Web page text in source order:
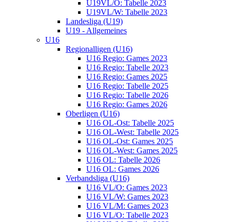
U19VL/O: Tabelle 2023
U19VL/W: Tabelle 2023
Landesliga (U19)
U19 - Allgemeines
U16
Regionalligen (U16)
U16 Regio: Games 2023
U16 Regio: Tabelle 2023
U16 Regio: Games 2025
U16 Regio: Tabelle 2025
U16 Regio: Tabelle 2026
U16 Regio: Games 2026
Oberligen (U16)
U16 OL-Ost: Tabelle 2025
U16 OL-West: Tabelle 2025
U16 OL-Ost: Games 2025
U16 OL-West: Games 2025
U16 OL: Tabelle 2026
U16 OL: Games 2026
Verbandsliga (U16)
U16 VL/O: Games 2023
U16 VL/W: Games 2023
U16 VL/M: Games 2023
U16 VL/O: Tabelle 2023